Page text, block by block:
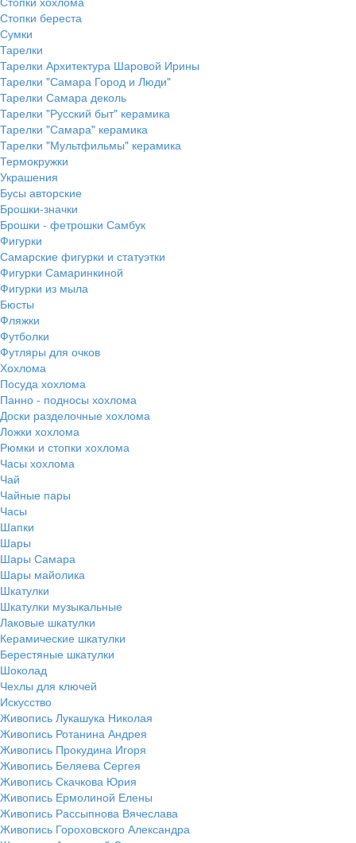
Стопки береста
Сумки
Тарелки
Тарелки Архитектура Шаровой Ирины
Тарелки "Самара Город и Люди"
Тарелки Самара деколь
Тарелки "Русский быт" керамика
Тарелки "Самара" керамика
Тарелки "Мультфильмы" керамика
Термокружки
Украшения
Бусы авторские
Брошки-значки
Брошки - фетрошки Самбук
Фигурки
Самарские фигурки и статуэтки
Фигурки Самаринкиной
Фигурки из мыла
Бюсты
Фляжки
Футболки
Футляры для очков
Хохлома
Посуда хохлома
Панно - подносы хохлома
Доски разделочные хохлома
Ложки хохлома
Рюмки и стопки хохлома
Часы хохлома
Чай
Чайные пары
Часы
Шапки
Шары
Шары Самара
Шары майолика
Шкатулки
Шкатулки музыкальные
Лаковые шкатулки
Керамические шкатулки
Берестяные шкатулки
Шоколад
Чехлы для ключей
Искусство
Живопись Лукашука Николая
Живопись Ротанина Андрея
Живопись Прокудина Игоря
Живопись Беляева Сергея
Живопись Скачкова Юрия
Живопись Ермолиной Елены
Живопись Рассыпнова Вячеслава
Живопись Гороховского Александра